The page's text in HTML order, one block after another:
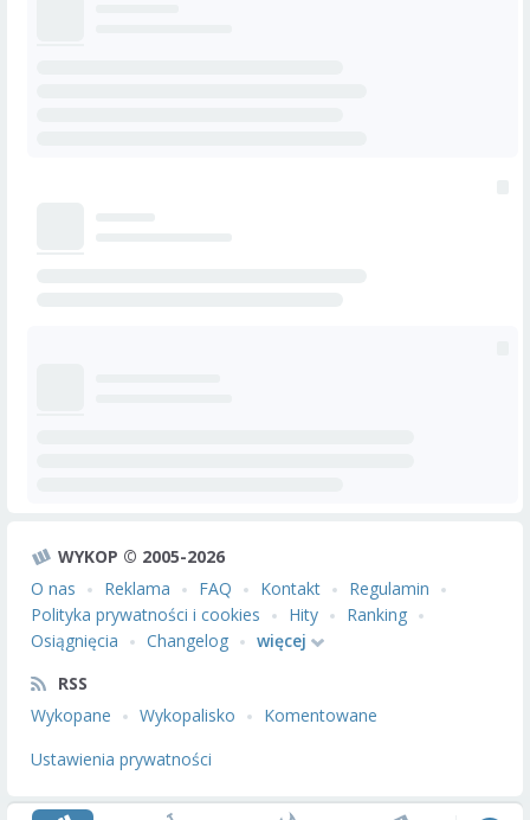
WYKOP © 2005-2026
O nas
Reklama FAQ Kontakt
Regulamin
Polityka prywatności i cookies
Hity
Ranking
Osiągnięcia
Changelog
więcej
RSS
Wykopane
Wykopalisko
Komentowane
Ustawienia prywatności